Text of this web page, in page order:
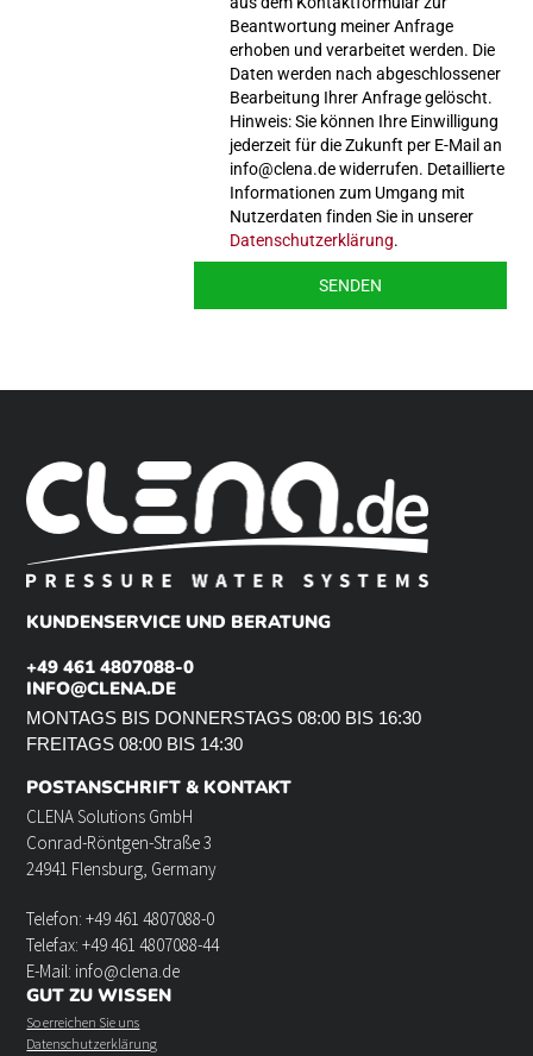
Beantwortung meiner Anfrage
erhoben und verarbeitet werden. Die
Daten werden nach abgeschlossener
Bearbeitung Ihrer Anfrage gelöscht.
Hinweis: Sie können Ihre Einwilligung
jederzeit für die Zukunft per E-Mail an
info@clena.de widerrufen. Detaillierte
Informationen zum Umgang mit
Nutzerdaten finden Sie in unserer
Datenschutzerklärung.
SENDEN
KUNDENSERVICE UND BERATUNG
+49 461 4807088-0
INFO@CLENA.DE
MONTAGS BIS DONNERSTAGS 08:00 BIS 16:30
FREITAGS 08:00 BIS 14:30
POSTANSCHRIFT & KONTAKT
CLENA Solutions GmbH
Conrad-Röntgen-Straße 3
24941 Flensburg, Germany
Telefon: +49 461 4807088-0
Telefax: +49 461 4807088-44
E-Mail: info@clena.de
GUT ZU WISSEN
So erreichen Sie uns
Datenschutzerklärung